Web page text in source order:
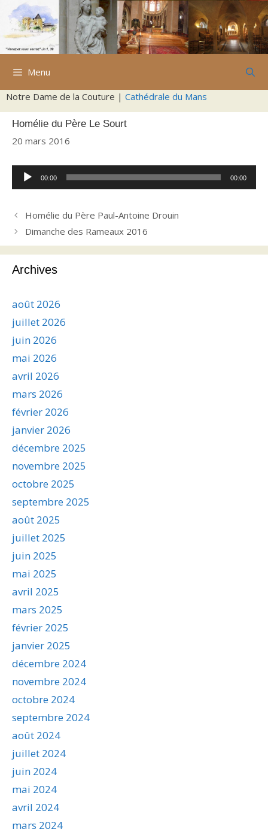
Aller
contenu
Menu
Notre Dame de la Couture | Cathédrale du Mans
Homélie du Père Le Sourt
20 mars 2016
Lecteur
audio
00:00 00:00
Homélie du Père Paul-Antoine Drouin
Dimanche des Rameaux 2016
Archives
août 2026
juillet 2026
juin 2026
mai 2026
avril 2026
mars 2026
février 2026
janvier 2026
décembre 2025
novembre 2025
octobre 2025
septembre 2025
août 2025
juillet 2025
juin 2025
mai 2025
avril 2025
mars 2025
février 2025
janvier 2025
décembre 2024
novembre 2024
octobre 2024
septembre 2024
août 2024
juillet 2024
juin 2024
mai 2024
avril 2024
mars 2024